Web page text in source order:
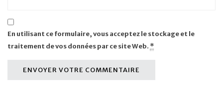
En utilisant ce formulaire, vous acceptez le stockage et le
traitement de vos données par ce site Web. *